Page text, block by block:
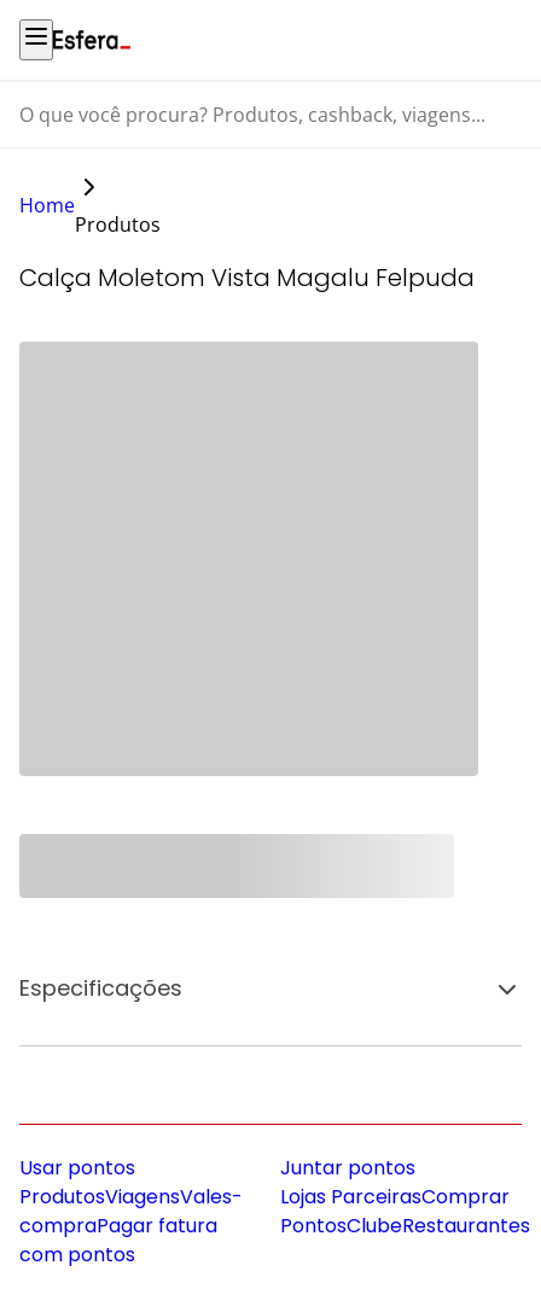
O que você procura? Produtos, cashback, viagens...
Home
Produtos
Calça Moletom Vista Magalu Felpuda
Especificações
Usar pontos
ProdutosViagensVales-
compraPagar fatura
com pontos
Juntar pontos
Lojas ParceirasComprar
PontosClubeRestaurantes